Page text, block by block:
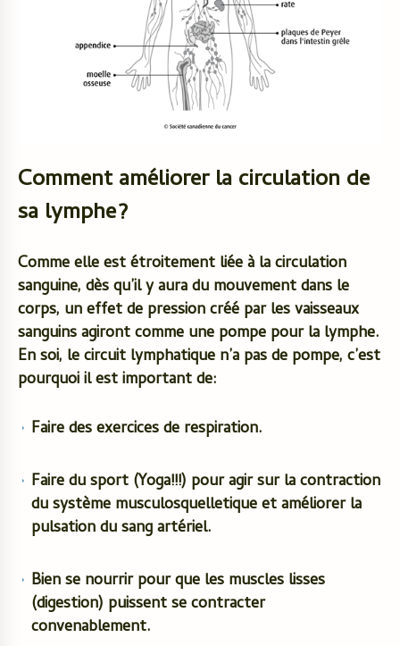
Comment améliorer la circulation de
sa lymphe?
Comme elle est étroitement liée à la circulation
sanguine, dès qu’il y aura du mouvement dans le
corps, un effet de pression créé par les vaisseaux
sanguins agiront comme une pompe pour la lymphe.
En soi, le circuit lymphatique n’a pas de pompe, c’est
pourquoi il est important de:
Faire des exercices de respiration.
Faire du sport (Yoga!!!) pour agir sur la contraction
du système musculosquelletique et améliorer la
pulsation du sang artériel.
Bien se nourrir pour que les muscles lisses
(digestion) puissent se contracter
convenablement.